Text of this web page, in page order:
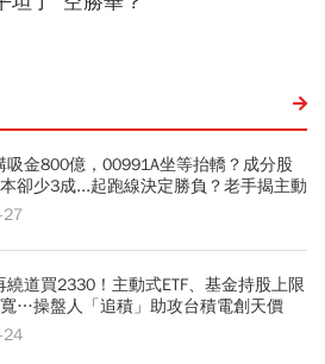
吸金800億，00991A坐等抬轎？成分股
卻少3成...起跑線決定勝負？老手揭主動
27
繞道買2330！主動式ETF、基金持股上限
…操盤人「追積」助攻台積電創天價
24